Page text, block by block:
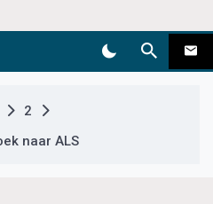
2
naar ALS